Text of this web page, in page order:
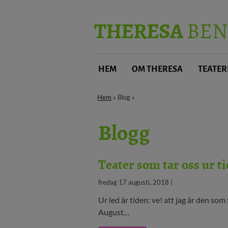
THERESA
HEM OM THERESA
Hem » Blog »
Blogg
Teater som tar oss ur
fredag 17 augusti, 2018 |
Ur led är tiden: ve! att jag är den
August…